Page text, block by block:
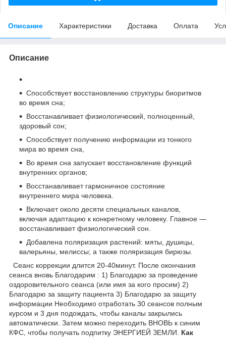
Описание Характеристики Доставка Оплата
Описание
Способствует восстановлению структуры биоритмов
во время сна;
Восстанавливает физиологический, полноценный,
здоровый сон;
Способствует получению информации из тонкого
мира во время сна,
Во время сна запускает восстановление функций
внутренних органов;
Восстанавливает гармоничное состояние
внутреннего мира человека.
Включает около десяти специальных каналов,
включая адаптацию к конкретному человеку. Главное —
восстанавливает физиологический сон.
Добавлена поляризация растений: мяты, душицы,
валерьяны, мелиссы; а также поляризация бирюзы.
Сеанс коррекции длится 20-40минут. После окончания
сеанса вновь Благодарим : 1) Благодарю за проведение
оздоровительного сеанса (или имя за кого просим) 2)
Благодарю за защиту пациента 3) Благодарю за защиту
информации Необходимо отработать 30 сеансов полным
курсом и 3 дня подождать, чтобы каналы закрылись
автоматически. Затем можно переходить ВНОВЬ к синим
КФС, чтобы получать подпитку ЭНЕРГИЕЙ ЗЕМЛИ. Как